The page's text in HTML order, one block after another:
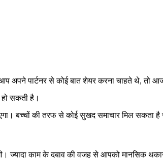
अपने पार्टनर से कोई बात शेयर करना चाहते थे, तो
सकती है।
बच्चों की तरफ से कोई सुखद समाचार मिल सकता है
ज्यादा काम के दबाव की वजह से आपको मानसिक